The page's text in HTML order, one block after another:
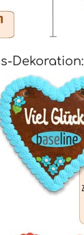
Dekoration: